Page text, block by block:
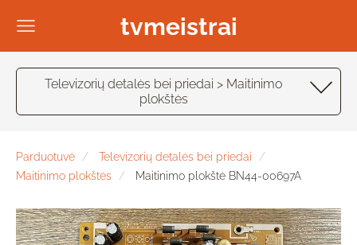
tvmeistrai
Televizorių detalės bei priedai > Maitinimo
plokštės
Parduotuvė
Televizorių detalės bei priedai
Maitinimo plokštės
Maitinimo plokštė BN44-00697A